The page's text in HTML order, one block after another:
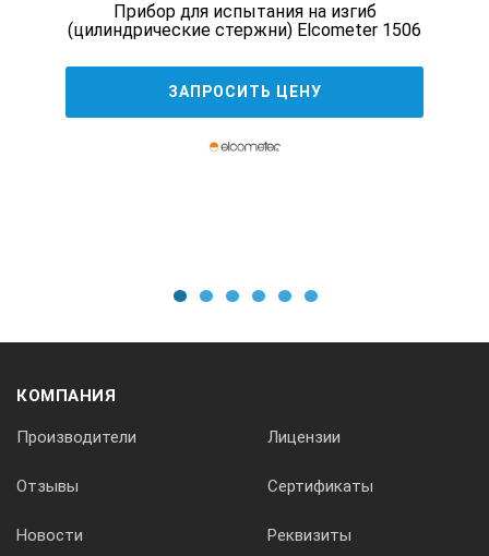
Прибор для испытания на изгиб
(цилиндрические стержни) Elcometer 1506
ЗАПРОСИТЬ ЦЕНУ
КОМПАНИЯ
Производители Лицензии
Отзывы Сертификаты
Новости Реквизиты